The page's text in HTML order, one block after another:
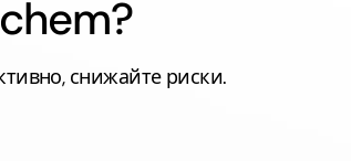
снижайте риски.